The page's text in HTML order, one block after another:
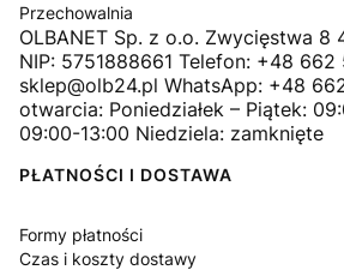
Przechowalnia
OLBANET Sp. z o.o. Zwycięstwa 8
NIP: 5751888661 Telefon: +48
sklep@olb24.pl WhatsApp: +48
otwarcia: Poniedziałek – Piątek:
09:00-13:00 Niedziela: zamknięte
PŁATNOŚCI I DOSTAWA
Formy płatności
Czas i koszty dostawy